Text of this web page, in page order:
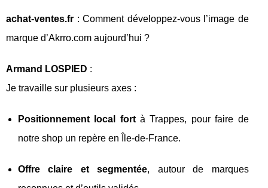
achat-ventes.fr : Comment développez-vous l’image de
marque d’Akrro.com aujourd’hui ?
Armand LOSPIED :
Je travaille sur plusieurs axes :
Positionnement local fortà Trappes, pour faire de
notre shop un repère en Île-de-France.
Offre claire et segmentée, autour de marques